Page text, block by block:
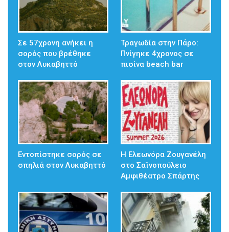
Σε 57χρονη ανήκει η
σορός που βρέθηκε
στον Λυκαβηττό
Τραγωδία στην Πάρο:
Πνίγηκε 4χρονος σε
πισίνα beach bar
Εντοπίστηκε σορός σε
σπηλιά στον Λυκαβηττό
Η Ελεωνόρα Ζουγανέλη
στο Σαϊνοπούλειο
Αμφιθέατρο Σπάρτης